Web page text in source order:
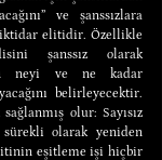
ve şanssızlara
iktidar elitidir. Özellikle
şanssız olarak
neyi ve ne kadar
belirleyecektir.
olur: Sayısız
olarak yeniden
eşitleme işi hiçbir